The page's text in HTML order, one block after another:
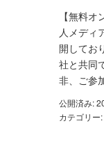
【無料
人メディ
開してお
社と共同
非、ご参
公開済み:
カテゴリー: